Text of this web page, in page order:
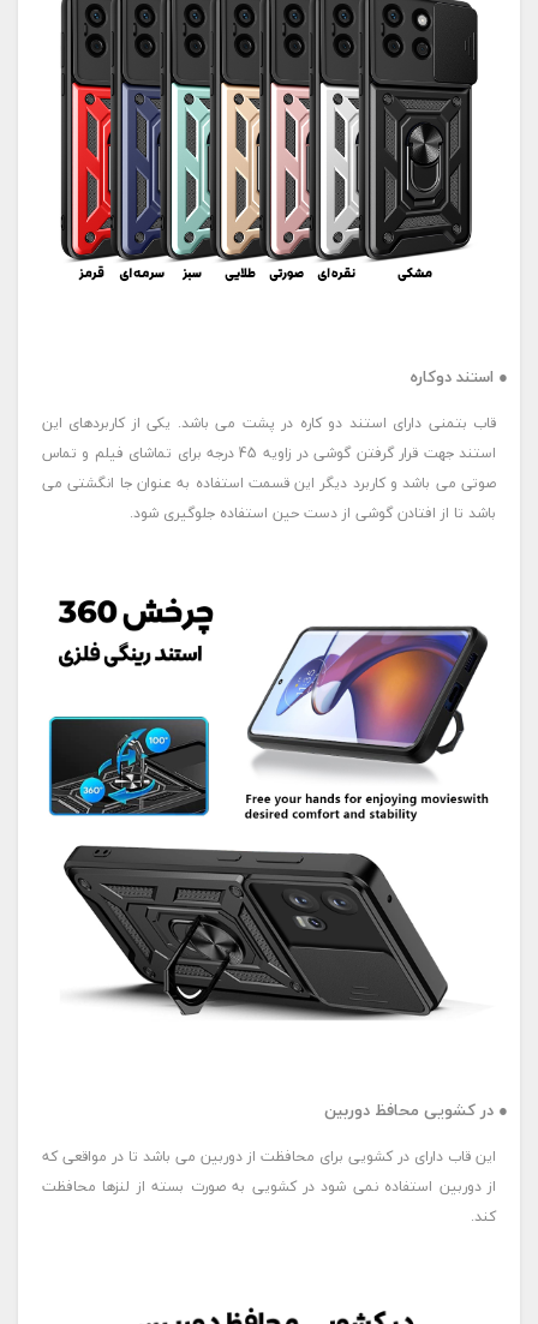
● استند دوکاره
قاب بتمنی دارای استند دو کاره در پشت می باشد. یکی از کاربردهای این
استند جهت قرار گرفتن گوشی در زاویه 45 درجه برای تماشای فیلم و تماس
صوتی می باشد و کاربرد دیگر این قسمت استفاده به عنوان جا انگشتی می
باشد تا از افتادن گوشی از دست حین استفاده جلوگیری شود.
● در کشویی محافظ دوربین
این قاب دارای در کشویی برای محافظت از دوربین می باشد تا در مواقعی که
از دوربین استفاده نمی شود در کشویی به صورت بسته از لنزها محافظت
کند.